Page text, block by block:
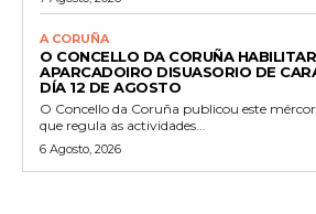
A CORUÑA
O CONCELLO DA CORUÑA
APARCADOIRO DISUASORIO DE
DÍA 12 DE AGOSTO
O Concello da Coruña publicou este
que regula as actividades...
6 Agosto, 2026